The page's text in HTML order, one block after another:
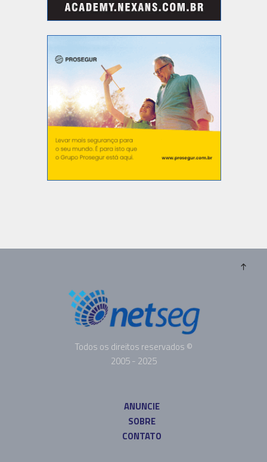
Todos os direitos reservados ©
2005 - 2025
ANUNCIE
SOBRE
CONTATO